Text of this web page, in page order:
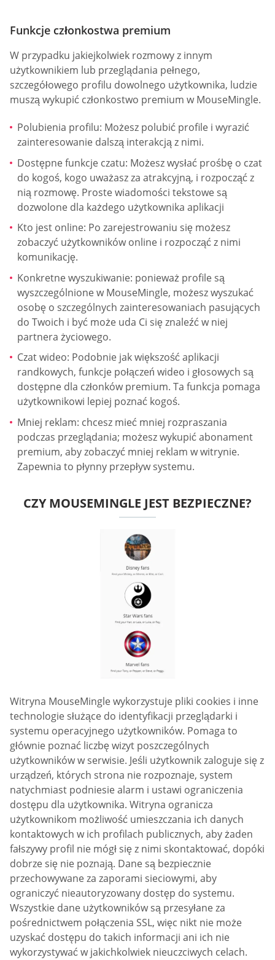
Funkcje członkostwa premium
W przypadku jakiejkolwiek rozmowy z innym
użytkownikiem lub przeglądania pełnego,
szczegółowego profilu dowolnego użytkownika, ludzie
muszą wykupić członkostwo premium w MouseMingle.
Polubienia profilu: Możesz polubić profile i wyrazić
zainteresowanie dalszą interakcją z nimi.
Dostępne funkcje czatu: Możesz wysłać prośbę o czat
do kogoś, kogo uważasz za atrakcyjną, i rozpocząć z
nią rozmowę. Proste wiadomości tekstowe są
dozwolone dla każdego użytkownika aplikacji
Kto jest online: Po zarejestrowaniu się możesz
zobaczyć użytkowników online i rozpocząć z nimi
komunikację.
Konkretne wyszukiwanie: ponieważ profile są
wyszczególnione w MouseMingle, możesz wyszukać
osobę o szczególnych zainteresowaniach pasujących
do Twoich i być może uda Ci się znaleźć w niej
partnera życiowego.
Czat wideo: Podobnie jak większość aplikacji
randkowych, funkcje połączeń wideo i głosowych są
dostępne dla członków premium. Ta funkcja pomaga
użytkownikowi lepiej poznać kogoś.
Mniej reklam: chcesz mieć mniej rozpraszania
podczas przeglądania; możesz wykupić abonament
premium, aby zobaczyć mniej reklam w witrynie.
Zapewnia to płynny przepływ systemu.
CZY MOUSEMINGLE JEST BEZPIECZNE?
Witryna MouseMingle wykorzystuje pliki cookies i inne
technologie służące do identyfikacji przeglądarki i
systemu operacyjnego użytkowników. Pomaga to
głównie poznać liczbę wizyt poszczególnych
użytkowników w serwisie. Jeśli użytkownik zaloguje się z
urządzeń, których strona nie rozpoznaje, system
natychmiast podniesie alarm i ustawi ograniczenia
dostępu dla użytkownika. Witryna ogranicza
użytkownikom możliwość umieszczania ich danych
kontaktowych w ich profilach publicznych, aby żaden
fałszywy profil nie mógł się z nimi skontaktować, dopóki
dobrze się nie poznają. Dane są bezpiecznie
przechowywane za zaporami sieciowymi, aby
ograniczyć nieautoryzowany dostęp do systemu.
Wszystkie dane użytkowników są przesyłane za
pośrednictwem połączenia SSL, więc nikt nie może
uzyskać dostępu do takich informacji ani ich nie
wykorzystywać w jakichkolwiek nieuczciwych celach.